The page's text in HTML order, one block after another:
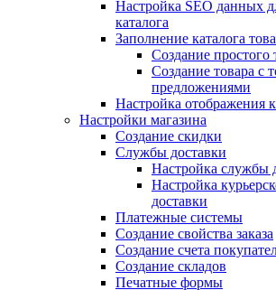
Настройка SEO данных
каталога
Заполнение каталога
Создание простого
Создание товара с
предложениями
Настройка отображения
Настройки магазина
Создание скидки
Службы доставки
Настройка службы
Настройка
доставки
Платежные системы
Создание свойства заказа
Создание счета
Создание складов
Печатные формы